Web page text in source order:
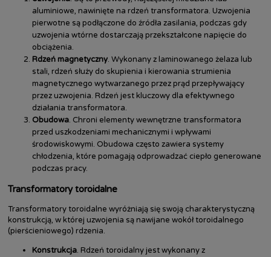
aluminiowe, nawinięte na rdzeń transformatora. Uzwojenia
pierwotne są podłączone do źródła zasilania, podczas gdy
uzwojenia wtórne dostarczają przekształcone napięcie do
obciążenia.
Rdzeń magnetyczny. Wykonany z laminowanego żelaza lub
stali, rdzeń służy do skupienia i kierowania strumienia
magnetycznego wytwarzanego przez prąd przepływający
przez uzwojenia. Rdzeń jest kluczowy dla efektywnego
działania transformatora.
Obudowa. Chroni elementy wewnętrzne transformatora
przed uszkodzeniami mechanicznymi i wpływami
środowiskowymi. Obudowa często zawiera systemy
chłodzenia, które pomagają odprowadzać ciepło generowane
podczas pracy.
Transformatory toroidalne
Transformatory toroidalne wyróżniają się swoją charakterystyczną
konstrukcją, w której uzwojenia są nawijane wokół toroidalnego
(pierścieniowego) rdzenia.
Konstrukcja. Rdzeń toroidalny jest wykonany z